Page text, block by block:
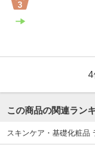
この商品の関連ラン
スキンケア・基礎化粧品